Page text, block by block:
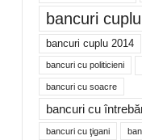
bancuri cuplu
bancuri cuplu 2014
bancuri cu politicieni
bancuri cu soacre
bancuri cu
bancuri cu ţigani